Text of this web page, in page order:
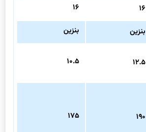
۱۶ ۱۶
بنزین بنزین
۱۲.۵ ۱۰.۵
۱۹۰ ۱۷۵